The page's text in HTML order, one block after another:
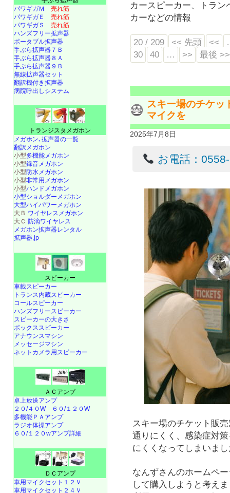
カースピーカー、トラ
カーなどの情報
20 / 209 << 先頭 <<
30
40 … >> 最後 >>
スキー場のチケッ
マイクを
2025年7月8日
お電話：
スキー場のチケット販
通りにくく、感染症対
にくくなってしまいま
なんずさんのホームペ
して購入しようと考え
パワギガＭ 売れ筋
パワギガＥ 売れ筋
パワギガＳ 売れ筋
ハンズフリー拡声器
ポータブル拡声器
手ぶら拡声器７Ｂ
手ぶら拡声器８Ａ
手ぶら拡声器９Ｂ
無線拡声器セット
翻訳機付き拡声器
病院呼出しシステム
トランジスタメガホン
メガホン､拡声器の一覧
翻訳メガホン
小型多機能メガホン
小型録音メガホン
小型防水メガホン
小型非常用メガホン
小型ハンドメガホン
小型ショルダーメガホン
大型ハイパワーメガホン
大Ｂ ワイヤレスメガホン
大Ｃ 防滴ワイヤレス
メガホン拡声器レンタル
拡声器.jp
スピーカー
車載スピーカー
トランス内蔵スピーカー
コールスピーカー
ハンズフリースピーカー
スピーカーの大きさ
ボックススピーカー
アナウンスマシン
メッセージマシン
ネットカメラ用スピーカー
ＡＣアンプ
卓上放送アンプ
２０/４０W
６０/１２０W
多機能ＰＡアンプ
ラジオ体操アンプ
６０/１２０wアンプ詳細
ＤＣアンプ
車用マイクセット１２Ｖ
車用マイクセット２４Ｖ